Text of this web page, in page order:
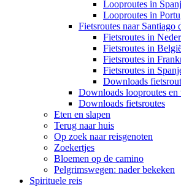
Looproutes in
Looproutes in
Fietsroutes naar Santiago
Fietsroutes in
Fietsroutes in
Fietsroutes in
Fietsroutes in
Downloads
Downloads looproutes en
Downloads fietsroutes
Eten en slapen
Terug naar huis
Op zoek naar reisgenoten
Zoekertjes
Bloemen op de camino
Pelgrimswegen: nader bekeken
Spirituele reis